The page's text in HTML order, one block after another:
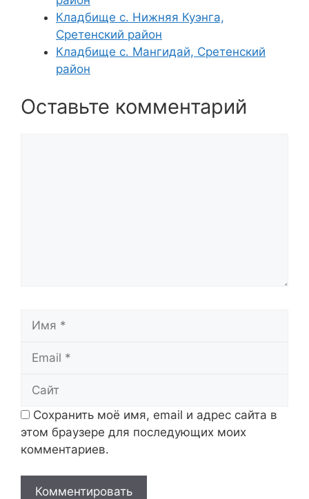
Кладбище с. Нижняя Куэнга,
Сретенский район
Кладбище с. Мангидай, Сретенский
район
Оставьте комментарий
Сохранить моё имя, email и адрес сайта в
этом браузере для последующих моих
комментариев.